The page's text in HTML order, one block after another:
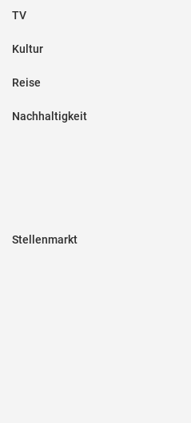
TV
Kultur
Reise
Nachhaltigkeit
Stellenmarkt